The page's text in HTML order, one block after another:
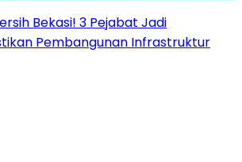
Bekasi! 3 Pejabat Jadi
Pembangunan Infrastruktur